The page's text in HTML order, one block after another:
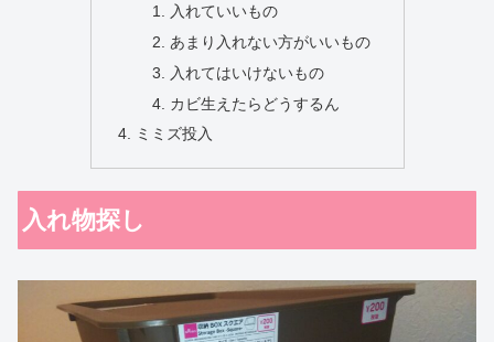
入れていいもの
あまり入れない方がいいもの
入れてはいけないもの
カビ生えたらどうするん
ミミズ投入
入れ物探し